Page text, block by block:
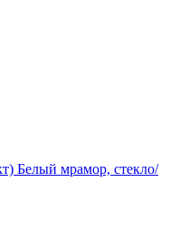
Белый мрамор, стекло/